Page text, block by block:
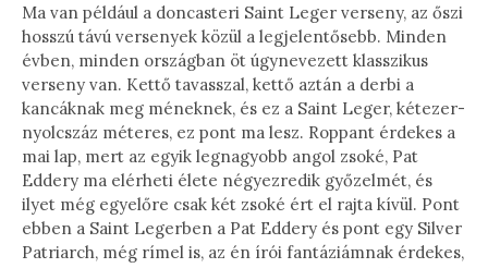
Ma van például a doncasteri Saint Leger verseny, az őszi
hosszú távú versenyek közül a legjelentősebb. Minden
évben, minden országban öt úgynevezett klasszikus
verseny van. Kettő tavasszal, kettő aztán a derbi a
kancáknak meg méneknek, és ez a Saint Leger, kétezer-
nyolcszáz méteres, ez pont ma lesz. Roppant érdekes a
mai lap, mert az egyik legnagyobb angol zsoké, Pat
Eddery ma elérheti élete négyezredik győzelmét, és
ilyet még egyelőre csak két zsoké ért el rajta kívül. Pont
ebben a Saint Legerben a Pat Eddery és pont egy Silver
Patriarch, még rímel is, az én írói fantáziámnak érdekes,